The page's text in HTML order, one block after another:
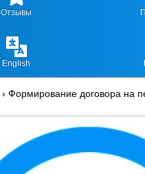
Отзывы
English
›Формирование договора на